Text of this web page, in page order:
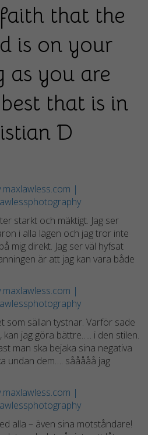
that the
is on your
as you are
that is in
D
starkt och mäktigt. Jag ser
i alla lägen och jag tror inte
mig direkt. Jag ser väl hyfsat
är att jag kan vara både
som sällan tystnar. Varför sade
kan jag göra bättre….. i den stilen.
man ska bejaka sina negativa
undan dem…. sååååå jag
alla – även sina motståndare!